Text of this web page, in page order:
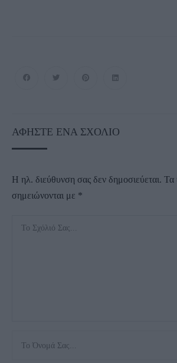
ΑΦΉΣΤΕ ΈΝΑ ΣΧΌΛΙΟ
Η ηλ. διεύθυνση σας δεν δημοσιεύεται. Τα
σημειώνονται με *